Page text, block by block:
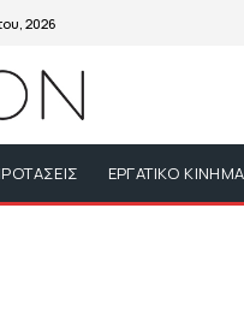
2026
ΕΡΓΑΤΙΚΟ ΚΙΝΗΜΑ